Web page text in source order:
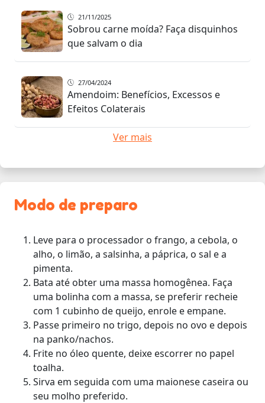
21/11/2025
Sobrou carne moída? Faça disquinhos
que salvam o dia
27/04/2024
Amendoim: Benefícios, Excessos e
Efeitos Colaterais
Ver mais
Modo de preparo
Leve para o processador o frango, a cebola, o
alho, o limão, a salsinha, a páprica, o sal e a
pimenta.
Bata até obter uma massa homogênea. Faça
uma bolinha com a massa, se preferir recheie
com 1 cubinho de queijo, enrole e empane.
Passe primeiro no trigo, depois no ovo e depois
na panko/nachos.
Frite no óleo quente, deixe escorrer no papel
toalha.
Sirva em seguida com uma maionese caseira ou
seu molho preferido.